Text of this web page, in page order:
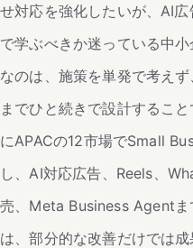
せ対応を強化したいが、AI
で学ぶべきか迷っている中
なのは、施策を単発で考え
までひと続きで設計するこ
にAPACの12市場でSmall
し、AI対応広告、Reels、
売、Meta Business Agentま
は、部分的な改善だけでは